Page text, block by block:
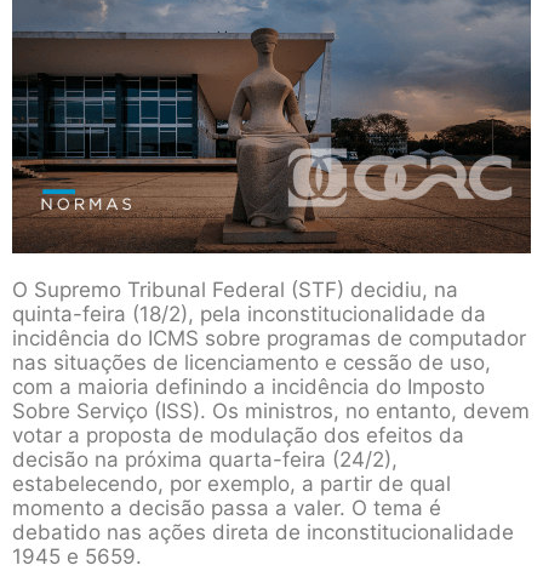
O Supremo Tribunal Federal (STF) decidiu, na
quinta-feira (18/2), pela inconstitucionalidade da
incidência do ICMS sobre programas de computador
nas situações de licenciamento e cessão de uso,
com a maioria definindo a incidência do Imposto
Sobre Serviço (ISS). Os ministros, no entanto, devem
votar a proposta de modulação dos efeitos da
decisão na próxima quarta-feira (24/2),
estabelecendo, por exemplo, a partir de qual
momento a decisão passa a valer. O tema é
debatido nas ações direta de inconstitucionalidade
1945 e 5659.